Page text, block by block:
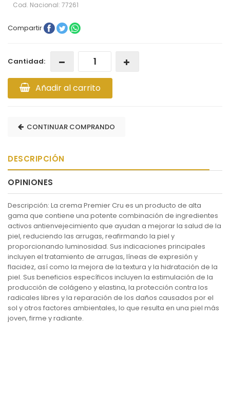
Cod. Nacional: 77261
Compartir
Cantidad:
Añadir al carrito
CONTINUAR COMPRANDO
DESCRIPCIÓN
OPINIONES
Descripción: La crema Premier Cru es un producto de alta
gama que contiene una potente combinación de ingredientes
activos antienvejecimiento que ayudan a mejorar la salud de la
piel, reduciendo las arrugas, reafirmando la piel y
proporcionando luminosidad. Sus indicaciones principales
incluyen el tratamiento de arrugas, líneas de expresión y
flacidez, así como la mejora de la textura y la hidratación de la
piel. Sus beneficios específicos incluyen la estimulación de la
producción de colágeno y elastina, la protección contra los
radicales libres y la reparación de los daños causados por el
sol y otros factores ambientales, lo que resulta en una piel más
joven, firme y radiante.